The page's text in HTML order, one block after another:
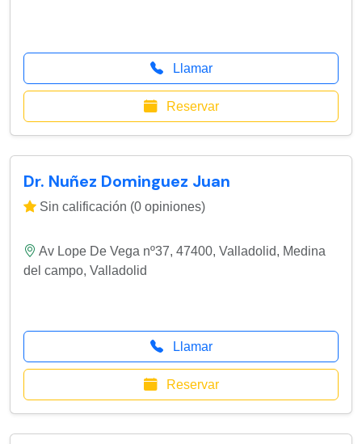
Llamar
Reservar
Dr. Nuñez Dominguez Juan
Sin calificación (0 opiniones)
Av Lope De Vega nº37, 47400, Valladolid, Medina
del campo, Valladolid
Llamar
Reservar